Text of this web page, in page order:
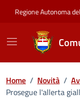
Regione Autonoma
Home / Novità /
Prosegue l'allerta